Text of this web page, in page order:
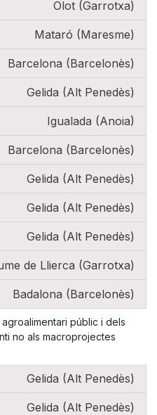
Olot (Garrotxa)
Mataró (Maresme)
Barcelona (Barcelonès)
Gelida (Alt Penedès)
Igualada (Anoia)
Barcelona (Barcelonès)
Gelida (Alt Penedès)
Gelida (Alt Penedès)
Gelida (Alt Penedès)
de Llierca (Garrotxa)
Badalona (Barcelonès)
públic i dels
no als macroprojectes
Gelida (Alt Penedès)
Gelida (Alt Penedès)